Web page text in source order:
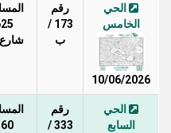
الحي
الخامس
10/06/2026
رقم
173 /
ب
شارع 20
الحي
السابع
رقم
333 /